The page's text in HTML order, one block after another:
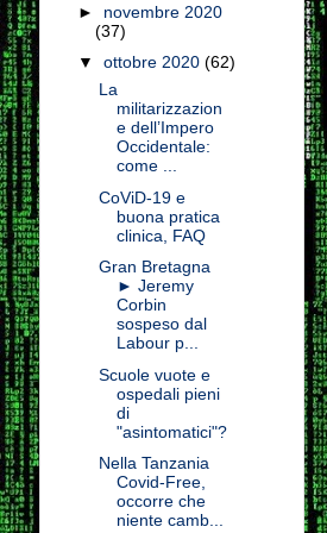
► novembre 2020
(37)
▼ottobre 2020(62)
La
militarizzazion
e dell’Impero
Occidentale:
come ...
CoViD-19 e
buona pratica
clinica, FAQ
Gran Bretagna
► Jeremy
Corbin
sospeso dal
Labour p...
Scuole vuote e
ospedali pieni
di
"asintomatici"?
Nella Tanzania
Covid-Free,
occorre che
niente camb...